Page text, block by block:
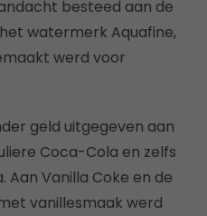
besteed aan de
watermerk Aquafine,
werd voor
geld uitgegeven aan
Coca-Cola en zelfs
Aan Vanilla Coke en de
vanillesmaak werd